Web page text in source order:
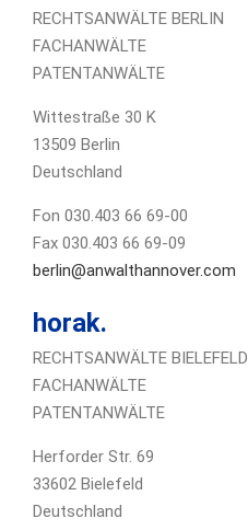
RECHTSANWÄLTE BERLIN
FACHANWÄLTE
PATENTANWÄLTE
Wittestraße 30 K
13509 Berlin
Deutschland
Fon 030.403 66 69-00
Fax 030.403 66 69-09
berlin@anwalthannover.com
horak.
RECHTSANWÄLTE BIELEFELD
FACHANWÄLTE
PATENTANWÄLTE
Herforder Str. 69
33602 Bielefeld
Deutschland